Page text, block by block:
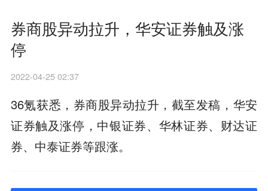
券商股异动拉升，华安证券触及涨
停
2022-04-25 02:37
36氪获悉，券商股异动拉升，截至发稿，华安
证券触及涨停，中银证券、华林证券、财达证
券、中泰证券等跟涨。